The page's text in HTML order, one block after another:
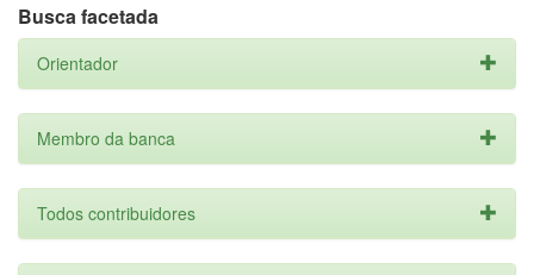
Busca facetada
Orientador
Membro da banca
Todos contribuidores